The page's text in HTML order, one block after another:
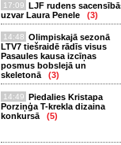
17:09 LJF rudens
uzvar Laura Penele
(3)
14:48 Olimpiskajā sezonā
LTV7 tiešraidē rādīs visus
Pasaules kausa izcīņas
posmus bobslejā un
skeletonā
(3)
14:49 Piedalies Kristapa
Porziņģa T-krekla dizaina
konkursā
(5)